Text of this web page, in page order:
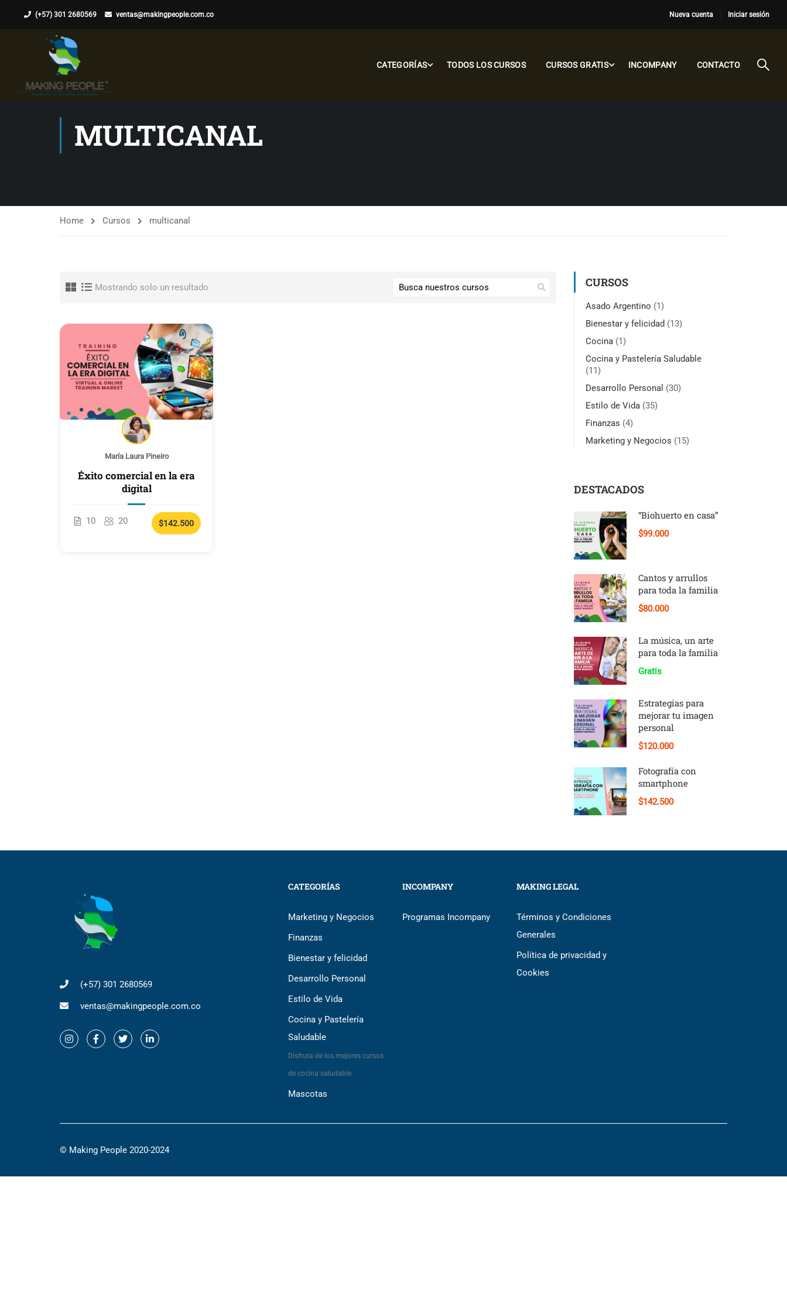
(+57) 301 2680569 ventas@makingpeople.com.co Nueva cuenta Iniciar sesión
CATEGORÍAS TODOS LOS CURSOS CURSOS GRATIS INCOMPANY CONTACTO
MULTICANAL
Home Cursos multicanal
Mostrando solo un resultado
María Laura Pineiro
Éxito comercial en la era
digital
10 20 $142.500
CURSOS
Asado Argentino (1)
Bienestar y felicidad (13)
Cocina (1)
Cocina y Pastelería Saludable
(11)
Desarrollo Personal (30)
Estilo de Vida (35)
Finanzas (4)
Marketing y Negocios (15)
DESTACADOS
“Biohuerto en casa”
$99.000
Cantos y arrullos
para toda la familia
$80.000
La música, un arte
para toda la familia
Gratis
Estrategias para
mejorar tu imagen
personal
$120.000
Fotografía con
smartphone
$142.500
(+57) 301 2680569
ventas@makingpeople.com.co
CATEGORÍAS
Marketing y Negocios
Finanzas
Bienestar y felicidad
Desarrollo Personal
Estilo de Vida
Cocina y Pastelería
Saludable
Disfruta de los mejores cursos
de cocina saludable.
Mascotas
INCOMPANY
Programas Incompany
MAKING LEGAL
Términos y Condiciones
Generales
Política de privacidad y
Cookies
© Making People 2020-2024